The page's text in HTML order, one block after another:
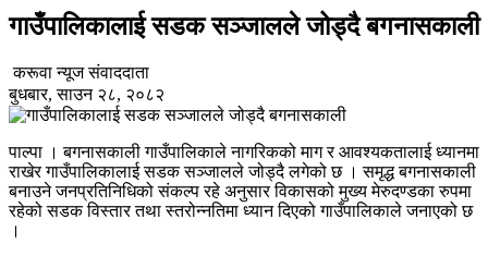
गाउँपालिकालाई सडक सञ्जालले जोड्दै बगनासकाली
करूवा न्यूज संवाददाता
बुधबार, साउन २८, २०८२
पाल्पा । बगनासकाली गाउँपालिकाले नागरिकको माग र आवश्यकतालाई ध्यानमा
राखेर गाउँपालिकालाई सडक सञ्जालले जोड्दै लगेको छ । समृद्ध बगनासकाली
बनाउने जनप्रतिनिधिको संकल्प रहे अनुसार विकासको मुख्य मेरुदण्डका रुपमा
रहेको सडक विस्तार तथा स्तरोन्नतिमा ध्यान दिएको गाउँपालिकाले जनाएको छ
।